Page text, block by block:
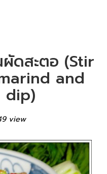
ดสะตอ (Stir
and
dip)
view